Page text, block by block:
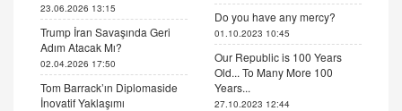
23.06.2026 13:15
Trump İran Savaşında Geri
Adım Atacak Mı?
02.04.2026 17:50
Tom Barrack’ın Diplomaside
İnovatif Yaklaşımı
Do you have any mercy?
01.10.2023 10:45
Our Republic is 100 Years
Old... To Many More 100
Years...
27.10.2023 12:44